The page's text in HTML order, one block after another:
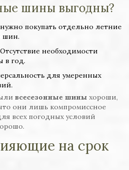
шины выгодны?
покупать отдельно летние
шин.
необходимости
в год.
для умеренных
всесезонные шины хороши,
они лишь компромиссное
всех погодных условий
на срок